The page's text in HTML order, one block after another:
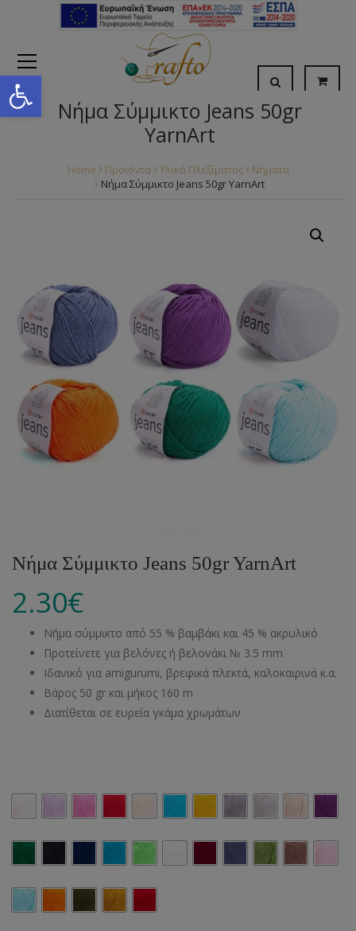
Open toolbar
Νήμα Σύμμικτο Jeans 50gr
YarnArt
Home Προϊόντα Υλικά Πλεξίματος
Νήματα
Νήμα Σύμμικτο Jeans 50gr YarnArt
Νήμα Σύμμικτο Jeans 50gr YarnArt
2.30€
Νήμα σύμμικτο από 55 % βαμβάκι και 45 % ακρυλικό
Προτείνετε για βελόνες ή βελονάκι № 3.5 mm
Ιδανικό για amigurumi, βρεφικά πλεκτά, καλοκαιρινά κ.α.
Βάρος 50 gr και μήκος 160 m
Διατίθεται σε ευρεία γκάμα χρωμάτων